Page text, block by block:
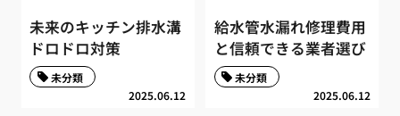
未来のキッチン排水溝
ドロドロ対策
2025.06.12
未分類
給水管水漏れ修理費用
と信頼できる業者選び
2025.06.12
未分類